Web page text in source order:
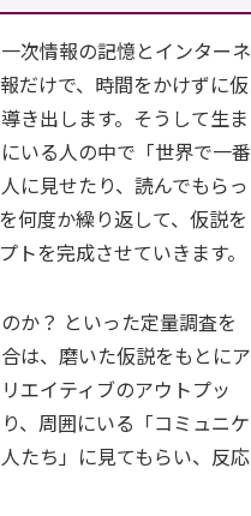
次情報の記憶とインターネ
だけで、時間をかけずに仮
き出します。そうして生ま
いる人の中で「世界で一番
に見せたり、読んでもらっ
何度か繰り返して、仮説を
トを完成させていきます。
か？ といった定量調査を
は、磨いた仮説をもとにア
エイティブのアウトプッ
、周囲にいる「コミュニケ
たち」に見てもらい、反応